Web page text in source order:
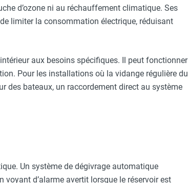
d’ozone ni au réchauffement climatique. Ses
limiter la consommation électrique, réduisant
aux besoins spécifiques. Il peut fonctionner
Pour les installations où la vidange régulière du
des bateaux, un raccordement direct au système
Un système de dégivrage automatique
d’alarme avertit lorsque le réservoir est